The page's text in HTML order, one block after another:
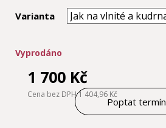
Varianta
Vyprodáno
1 700 Kč
Cena bez DPH 1 404,96 Kč
Poptat termín